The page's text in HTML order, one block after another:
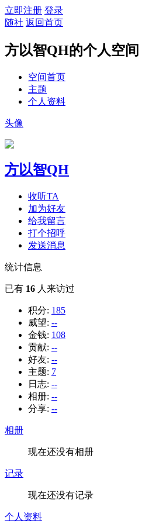
立即注册 登录
随社 返回首页
方以智QH的个人空间
空间首页
主题
个人资料
头像
方以智QH
收听TA
加为好友
给我留言
打个招呼
发送消息
统计信息
已有 16 人来访过
积分: 185
威望: --
金钱: 108
贡献: --
好友: --
主题: 7
日志: --
相册: --
分享: --
相册
现在还没有相册
记录
现在还没有记录
个人资料